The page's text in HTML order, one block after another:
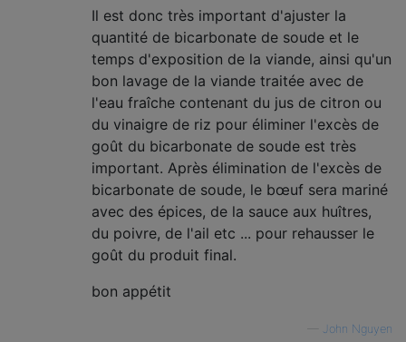
Il est donc très important d'ajuster la
quantité de bicarbonate de soude et le
temps d'exposition de la viande, ainsi qu'un
bon lavage de la viande traitée avec de
l'eau fraîche contenant du jus de citron ou
du vinaigre de riz pour éliminer l'excès de
goût du bicarbonate de soude est très
important. Après élimination de l'excès de
bicarbonate de soude, le bœuf sera mariné
avec des épices, de la sauce aux huîtres,
du poivre, de l'ail etc ... pour rehausser le
goût du produit final.
bon appétit
John Nguyen